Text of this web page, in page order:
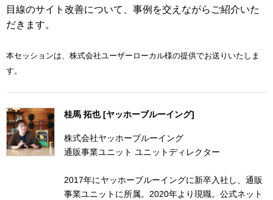
目線のサイト改善について、事例を交えながらご紹介いた
だきます。
本セッションは、株式会社ユーザーローカル様の提供でお送りいたしま
す。
桂馬 拓也 [ヤッホーブルーイング]
株式会社ヤッホーブルーイング
通販事業ユニット ユニットディレクター
2017年にヤッホーブルーイングに新卒入社し、通販
事業ユニットに所属。2020年より現職。公式ネット